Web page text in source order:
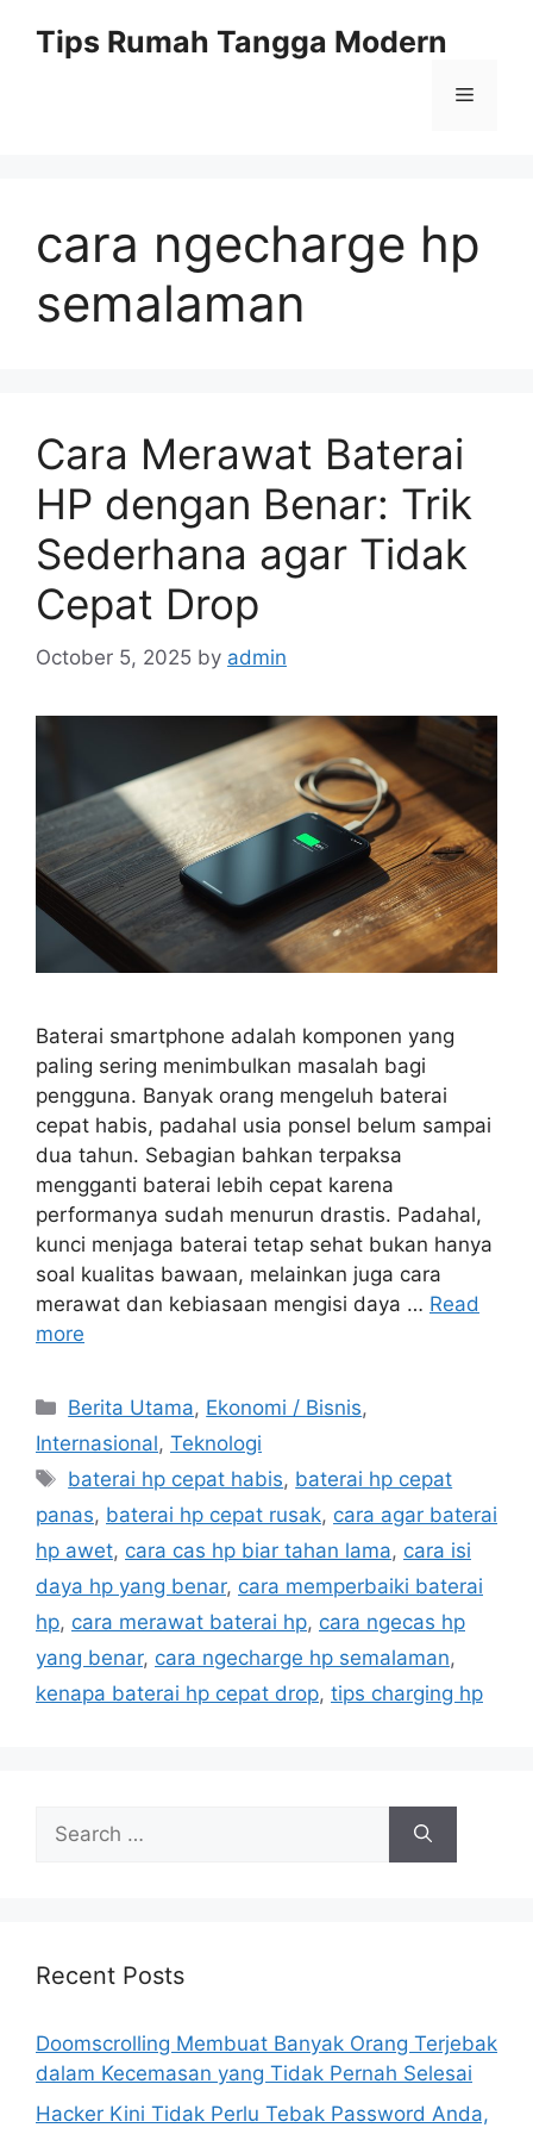
Tips Rumah Tangga Modern
Menu
cara ngecharge hp
semalaman
Cara Merawat Baterai
HP dengan Benar: Trik
Sederhana agar Tidak
Cepat Drop
October 5, 2025 by admin
Baterai smartphone adalah komponen yang
paling sering menimbulkan masalah bagi
pengguna. Banyak orang mengeluh baterai
cepat habis, padahal usia ponsel belum sampai
dua tahun. Sebagian bahkan terpaksa
mengganti baterai lebih cepat karena
performanya sudah menurun drastis. Padahal,
kunci menjaga baterai tetap sehat bukan hanya
soal kualitas bawaan, melainkan juga cara
merawat dan kebiasaan mengisi daya … Read
more
C
a
e
g
o
r
s
Berita Utama, Ekonomi / Bisnis,
Internasional, Teknologi
T
a
s
baterai hp cepat habis, baterai hp cepat
panas, baterai hp cepat rusak, cara agar baterai
hp awet, cara cas hp biar tahan lama, cara isi
daya hp yang benar, cara memperbaiki baterai
hp, cara merawat baterai hp, cara ngecas hp
yang benar, cara ngecharge hp semalaman,
kenapa baterai hp cepat drop, tips charging hp
h
r
:
Recent Posts
Doomscrolling Membuat Banyak Orang Terjebak
dalam Kecemasan yang Tidak Pernah Selesai
Hacker Kini Tidak Perlu Tebak Password Anda,